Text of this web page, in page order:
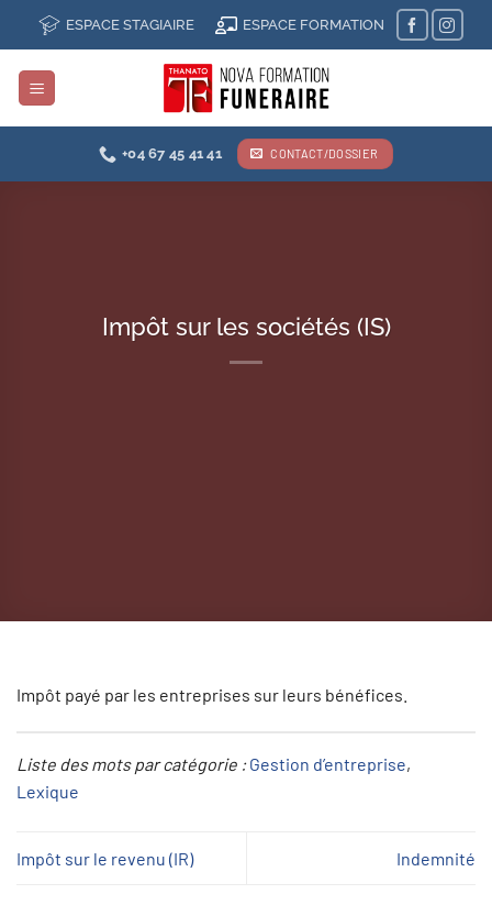
Passer
contenu
ESPACE STAGIAIRE ESPACE FORMATION
+04 67 45 41 41 CONTACT/DOSSIER
Impôt sur les sociétés (IS)
Impôt payé par les entreprises sur leurs bénéfices.
Liste des mots par catégorie : Gestion d’entreprise
Lexique
Impôt sur le revenu (IR) Indemnité